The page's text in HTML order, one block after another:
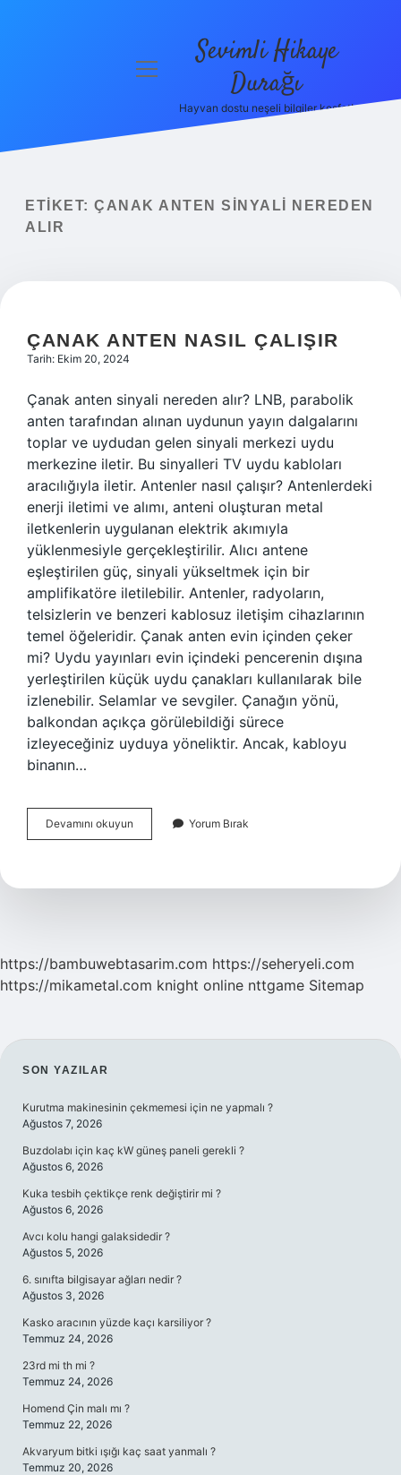
Yasal Uyarı
menüyü
Sevimli Hikaye
Durağı
Hayvan dostu neşeli bilgiler keşfet!
ETIKET: ÇANAK ANTEN SINYALI NEREDEN
ALIR
ÇANAK ANTEN NASIL ÇALIŞIR
Tarih: Ekim 20, 2024
Çanak anten sinyali nereden alır? LNB, parabolik
anten tarafından alınan uydunun yayın dalgalarını
toplar ve uydudan gelen sinyali merkezi uydu
merkezine iletir. Bu sinyalleri TV uydu kabloları
aracılığıyla iletir. Antenler nasıl çalışır? Antenlerdeki
enerji iletimi ve alımı, anteni oluşturan metal
iletkenlerin uygulanan elektrik akımıyla
yüklenmesiyle gerçekleştirilir. Alıcı antene
eşleştirilen güç, sinyali yükseltmek için bir
amplifikatöre iletilebilir. Antenler, radyoların,
telsizlerin ve benzeri kablosuz iletişim cihazlarının
temel öğeleridir. Çanak anten evin içinden çeker
mi? Uydu yayınları evin içindeki pencerenin dışına
yerleştirilen küçük uydu çanakları kullanılarak bile
izlenebilir. Selamlar ve sevgiler. Çanağın yönü,
balkondan açıkça görülebildiği sürece
izleyeceğiniz uyduya yöneliktir. Ancak, kabloyu
binanın…
Devamını okuyun
Anten
Yorum Bırak
https://bambuwebtasarim.com https://seheryeli.com
https://mikametal.com knight online nttgame Sitemap
SIDEBAR
SON YAZILAR
Kurutma makinesinin çekmemesi için ne yapmalı ?
Ağustos 7, 2026
Buzdolabı için kaç kW güneş paneli gerekli ?
Ağustos 6, 2026
Kuka tesbih çektikçe renk değiştirir mi ?
Ağustos 6, 2026
Avcı kolu hangi galaksidedir ?
Ağustos 5, 2026
6. sınıfta bilgisayar ağları nedir ?
Ağustos 3, 2026
Kasko aracının yüzde kaçı karsiliyor ?
Temmuz 24, 2026
23rd mi th mi ?
Temmuz 24, 2026
Homend Çin malı mı ?
Temmuz 22, 2026
Akvaryum bitki ışığı kaç saat yanmalı ?
Temmuz 20, 2026